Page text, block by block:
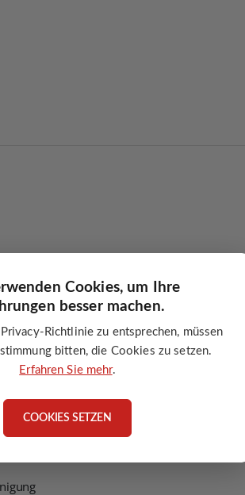
Cookies, um Ihre
besser machen.
Richtlinie zu entsprechen, müssen
bitten, die Cookies zu setzen.
Erfahren Sie mehr.
COOKIES SETZEN